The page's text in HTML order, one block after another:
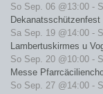
So Sep. 06 @13:00 -
Dekanatsschützenfest
Sa Sep. 19 @14:00 -
Lambertuskirmes u
So Sep. 20 @10:00 -
Messe
So Sep. 27 @14:00 -